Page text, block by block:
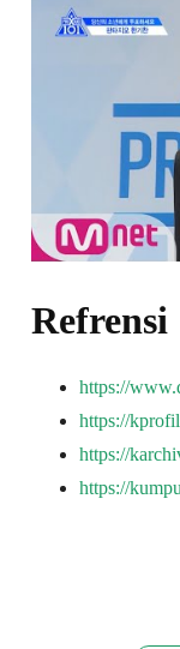
Refrensi
https://
https://
https://
https://